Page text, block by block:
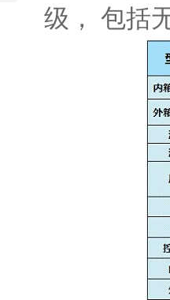
级， 包括